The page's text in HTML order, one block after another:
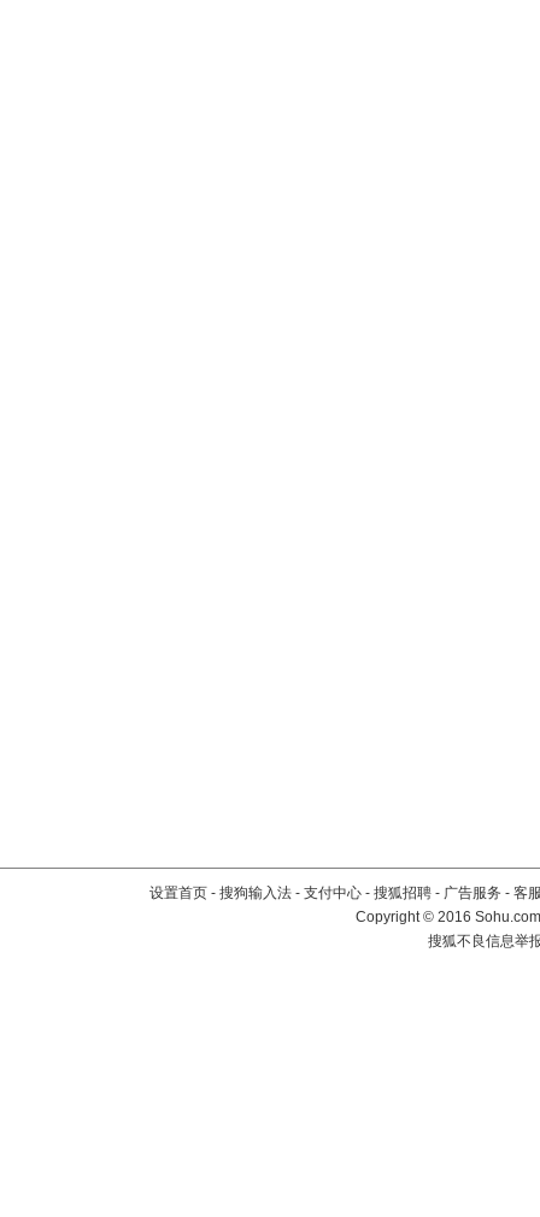
设置首页 - 搜狗输入法 - 支付中心 - 搜狐招聘 - 广告服务 - 客
Copyright©2016
搜狐不良信息举